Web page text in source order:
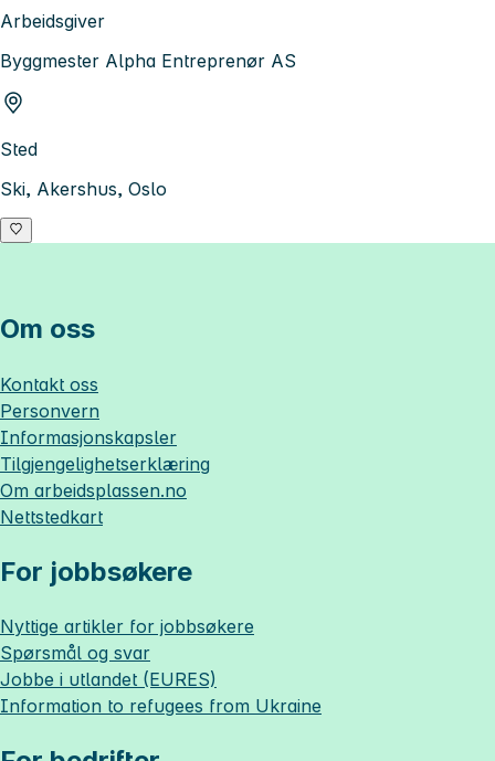
Arbeidsgiver
Byggmester Alpha Entreprenør AS
Sted
Ski, Akershus, Oslo
Om oss
Kontakt oss
Personvern
Informasjonskapsler
Tilgjengelighetserklæring
Om arbeidsplassen.no
Nettstedkart
For jobbsøkere
Nyttige artikler for jobbsøkere
Spørsmål og svar
Jobbe i utlandet (EURES)
Information to refugees from Ukraine